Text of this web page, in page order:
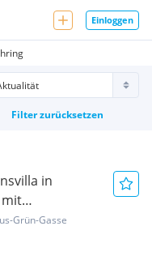
Einloggen
Filter zurücksetzen
in
mit
möglich)
Grün-Gasse